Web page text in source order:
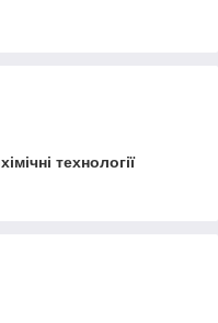
технології